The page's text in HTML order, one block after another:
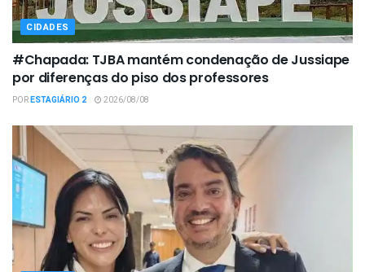
CIDADES
#Chapada: TJBA mantém condenação de Jussiape
por diferenças do piso dos professores
PORESTAGIÁRIO 2 2026/08/08